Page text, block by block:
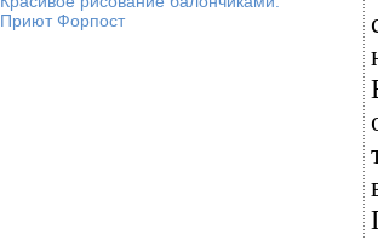
Приют Форпост